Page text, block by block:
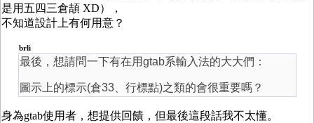
是用五四三倉頡 XD），
不知道設計上有何用意？
brli
最後，想請問一下有在用gtab系輸入法的大大們：
圖示上的標示(倉33、行標點)之類的會很重要嗎？
身為gtab使用者，想提供回饋，但最後這段話我不太懂。